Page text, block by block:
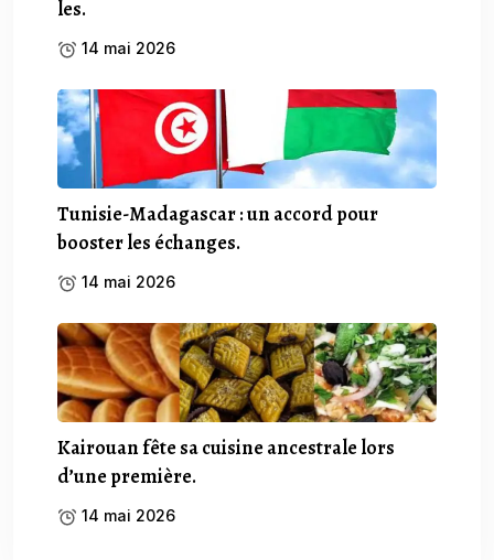
les.
14 mai 2026
Tunisie-Madagascar : un accord pour
booster les échanges.
14 mai 2026
Kairouan fête sa cuisine ancestrale lors
d’une première.
14 mai 2026